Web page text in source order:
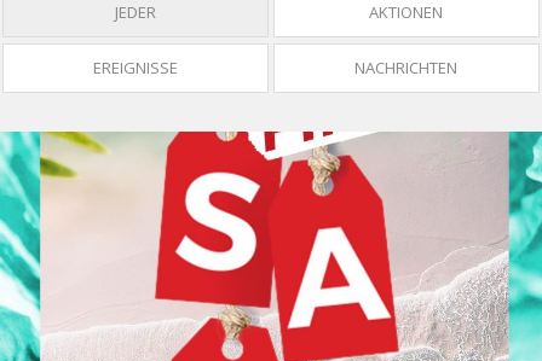
JEDER AKTIONEN
EREIGNISSE NACHRICHTEN